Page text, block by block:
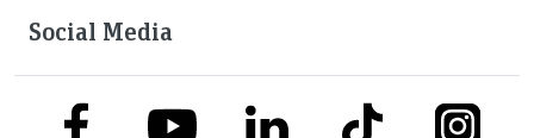
Social Media
link to facebooklink to youtubelink to linkedinlink to tiktok